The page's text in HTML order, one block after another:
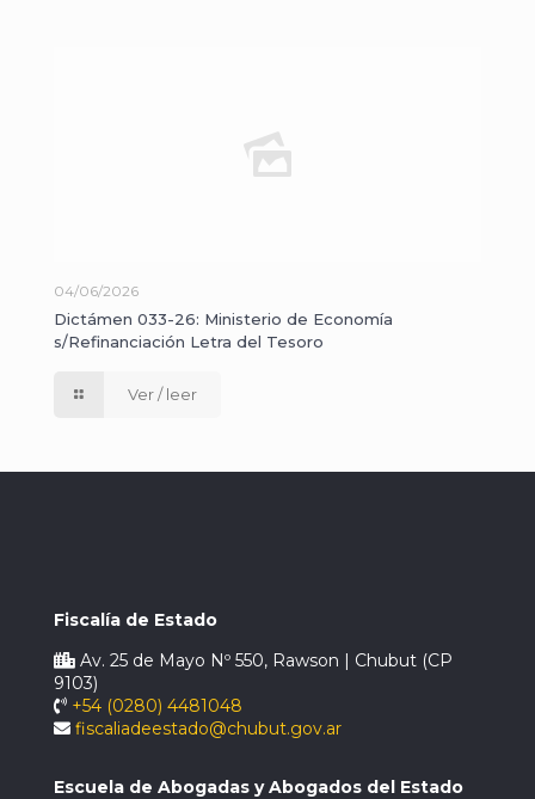
04/06/2026
Dictámen 033-26: Ministerio de Economía
s/Refinanciación Letra del Tesoro
Ver / leer
Fiscalía de Estado
Av. 25 de Mayo Nº 550, Rawson | Chubut (CP
9103)
+54 (0280) 4481048
fiscaliadeestado@chubut.gov.ar
Escuela de Abogadas y Abogados del Estado